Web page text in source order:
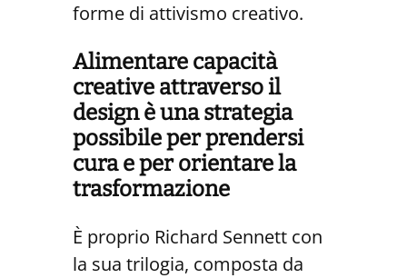
forme di attivismo creativo.
Alimentare capacità
creative attraverso il
design è una strategia
possibile per prendersi
curae per orientare la
trasformazione
È proprio Richard Sennett con
la sua trilogia, composta da